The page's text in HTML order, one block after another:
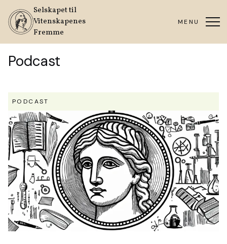
Selskapet til
Vitenskapenes
Fremme
MENU
Podcast
PODCAST